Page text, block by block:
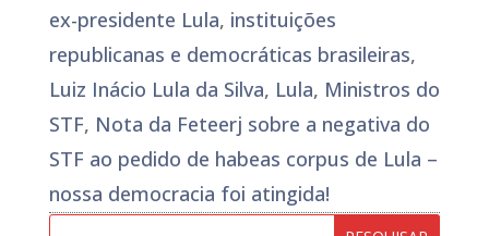
ex-presidente Lula, instituições
republicanas e democráticas brasileiras,
Luiz Inácio Lula da Silva, Lula, Ministros do
STF, Nota da Feteerj sobre a negativa do
STF ao pedido de habeas corpus de Lula –
nossa democracia foi atingida!